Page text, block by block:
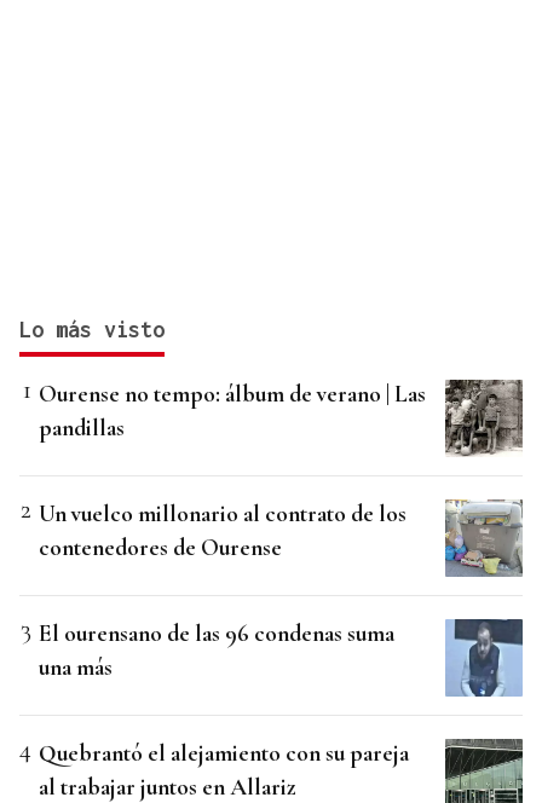
Lo más visto
Ourense no tempo: álbum de verano | Las
pandillas
Un vuelco millonario al contrato de los
contenedores de Ourense
El ourensano de las 96 condenas suma
una más
Quebrantó el alejamiento con su pareja
al trabajar juntos en Allariz